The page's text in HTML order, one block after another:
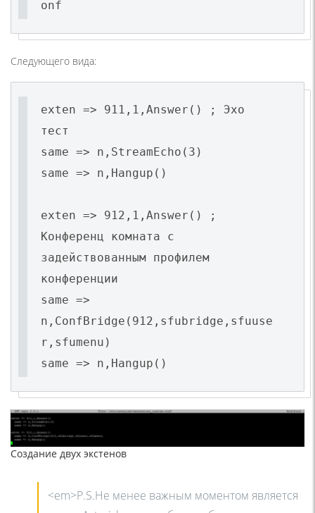
onf
Следующего вида:
exten => 911,1,Answer() ; Эхо
тест
same => n,StreamEcho(3)
same => n,Hangup()
exten => 912,1,Answer() ;
Конференц комната с
задействованным профилем
конференции
same =>
n,ConfBridge(912,sfubridge,sfuuse
r,sfumenu)
same => n,Hangup()
Создание двух экстенов
<em>P.S.Не менее важным моментом является